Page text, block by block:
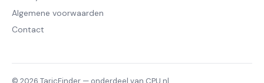
Algemene voorwaarden
Contact
© 2026 TaricFinder — onderdeel van CPU.nl